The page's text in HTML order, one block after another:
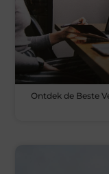
Ontdek de Beste